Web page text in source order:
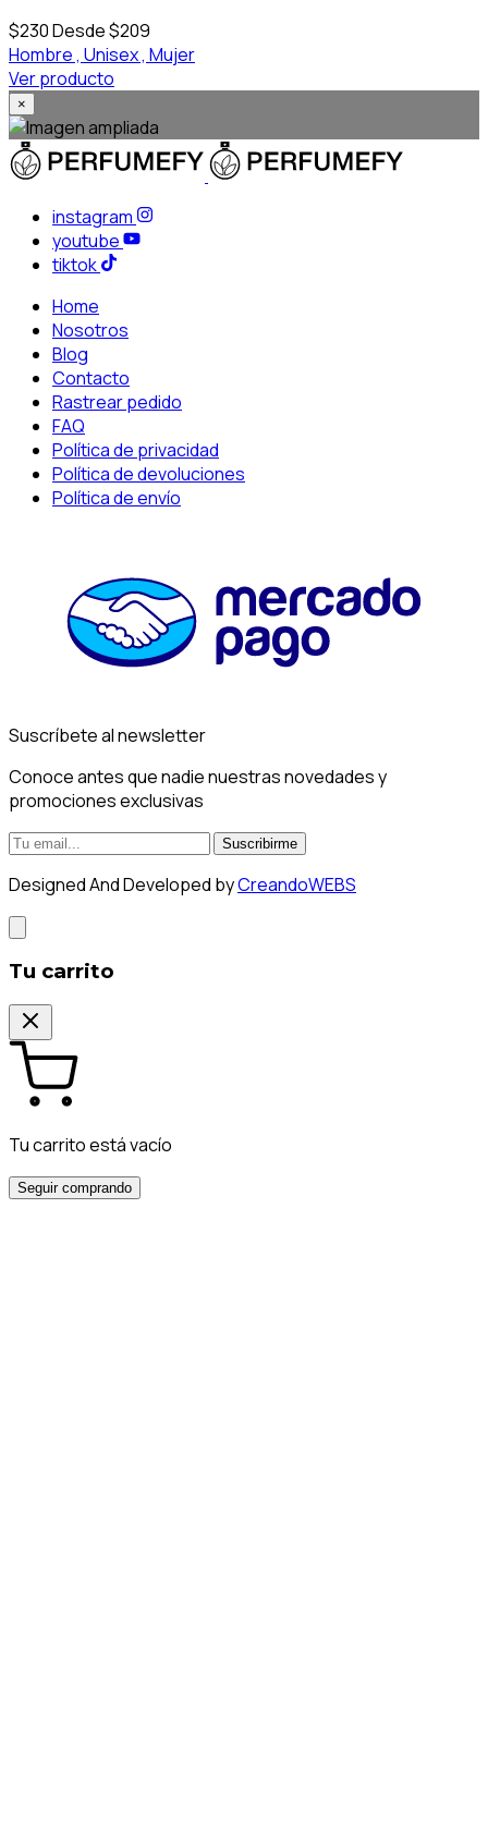
$230Desde $209
Hombre , Unisex , Mujer
Ver producto
×
instagram
youtube
tiktok
Home
Nosotros
Blog
Contacto
Rastrear pedido
FAQ
Política de privacidad
Política de devoluciones
Política de envío
Suscríbete al newsletter
Conoce antes que nadie nuestras novedades y
promociones exclusivas
Suscribirme
Designed And Developed byCreandoWEBS
Tu carrito
Tu carrito está vacío
Seguir comprando